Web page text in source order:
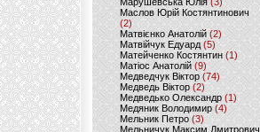
Маслов Юрій Костянтинович
(2)
Матвієнко Анатолій (2)
Матвійчук Едуард(5)
Матейченко Костянтин (1)
Матіос Анатолій (9)
Медведчук Віктор(74)
Медведь Віктор (2)
Медведько Олександр (1)
Медяник Володимир(4)
Мельник Петро (3)
Мельничук Максим Дмитрович